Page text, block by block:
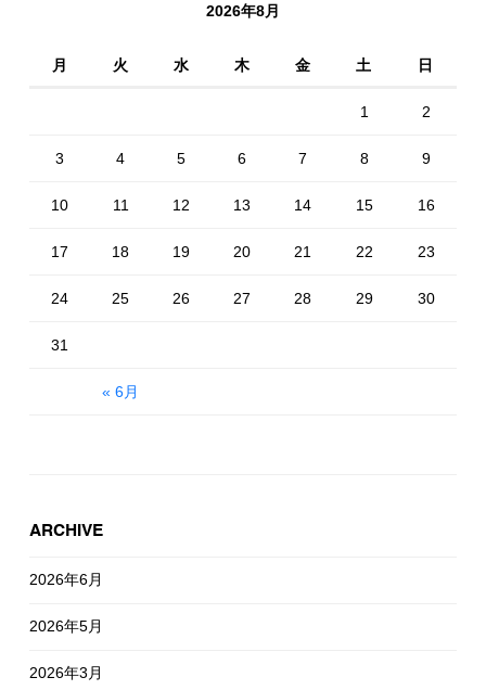
2026年8月
月 火 水 木 金 土 日
« 6月
1 2
3 4 5 6 7 8 9
10 11 12 13 14 15 16
17 18 19 20 21 22 23
24 25 26 27 28 29 30
31
ARCHIVE
2026年6月
2026年5月
2026年3月